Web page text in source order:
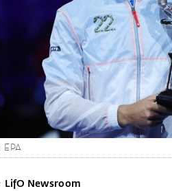
EPA
LifO Newsroom